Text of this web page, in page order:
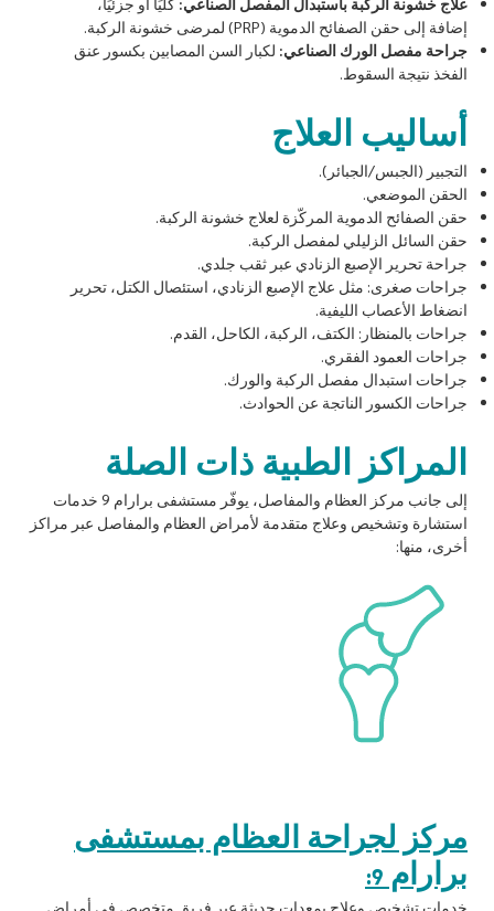
إضافة إلى حقن الصفائح الدموية (PRP) لمرضى خشونة الركبة.
جراحة مفصل الورك الصناعي: لكبار السن المصابين بكسور عنق
الفخذ نتيجة السقوط.
أساليب العلاج
التجبير (الجبس/الجبائر).
الحقن الموضعي.
حقن الصفائح الدموية المركّزة لعلاج خشونة الركبة.
حقن السائل الزليلي لمفصل الركبة.
جراحة تحرير الإصبع الزنادي عبر ثقب جلدي.
جراحات صغرى: مثل علاج الإصبع الزنادي، استئصال الكتل، تحرير
انضغاط الأعصاب الليفية.
جراحات بالمنظار: الكتف، الركبة، الكاحل، القدم.
جراحات العمود الفقري.
جراحات استبدال مفصل الركبة والورك.
جراحات الكسور الناتجة عن الحوادث.
المراكز الطبية ذات الصلة
إلى جانب مركز العظام والمفاصل، يوفّر مستشفى برارام 9 خدمات
استشارة وتشخيص وعلاج متقدمة لأمراض العظام والمفاصل عبر مراكز
أخرى، منها:
مركز لجراحة العظام بمستشفى
برارام 9:
خدمات تشخيص وعلاج بمعدات حديثة عبر فريق متخصص في أمراض